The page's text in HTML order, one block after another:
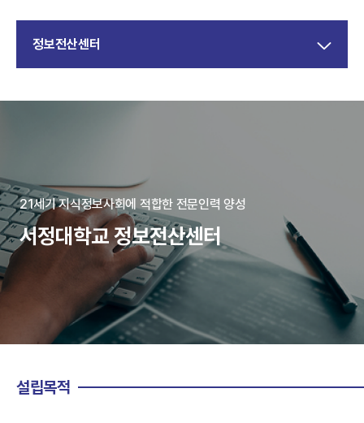
정보전산센터
21세기 지식정보사회에 적합한 전문인력 양성
서정대학교 정보전산센터
설립목적